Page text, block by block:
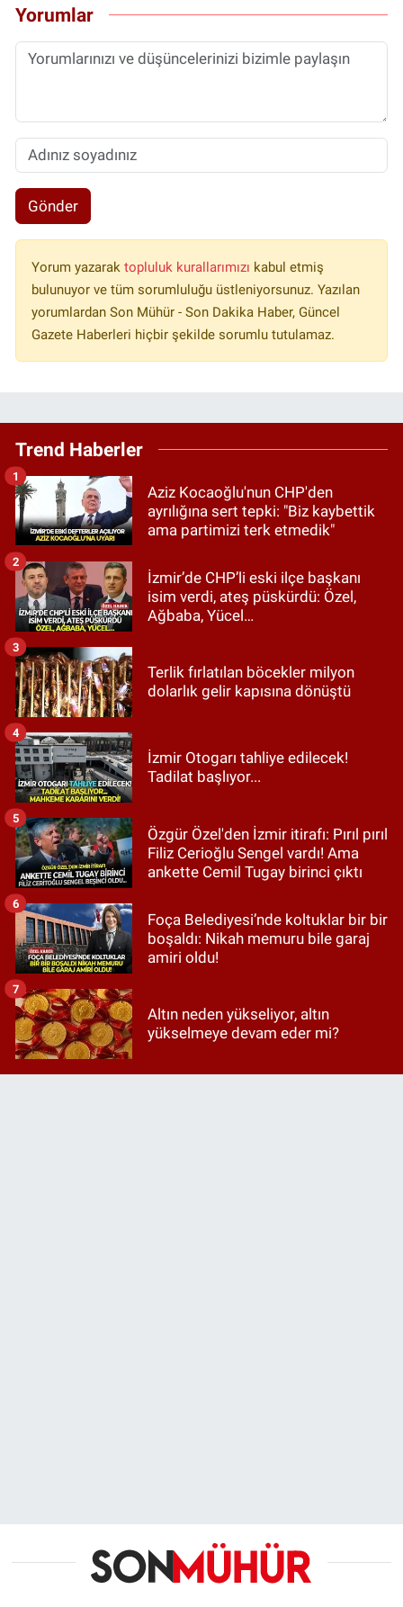
Yorumlar
Gönder
Yorum yazarak topluluk kurallarımızı kabul etmiş
bulunuyor ve tüm sorumluluğu üstleniyorsunuz. Yazılan
yorumlardan Son Mühür - Son Dakika Haber, Güncel
Gazete Haberleri hiçbir şekilde sorumlu tutulamaz.
Trend Haberler
Aziz Kocaoğlu'nun CHP'den
ayrılığına sert tepki: "Biz kaybettik
ama partimizi terk etmedik"
1
İzmir’de CHP’li eski ilçe başkanı
isim verdi, ateş püskürdü: Özel,
Ağbaba, Yücel…
2
Terlik fırlatılan böcekler milyon
dolarlık gelir kapısına dönüştü
3
İzmir Otogarı tahliye edilecek!
Tadilat başlıyor...
4
Özgür Özel'den İzmir itirafı: Pırıl pırıl
Filiz Cerioğlu Sengel vardı! Ama
ankette Cemil Tugay birinci çıktı
5
Foça Belediyesi’nde koltuklar bir bir
boşaldı: Nikah memuru bile garaj
amiri oldu!
6
Altın neden yükseliyor, altın
yükselmeye devam eder mi?
7